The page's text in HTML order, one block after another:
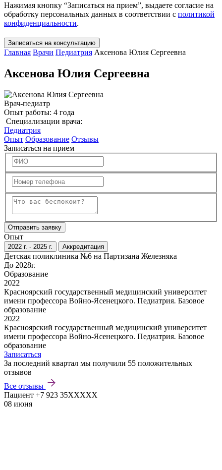
Нажимая кнопку “Записаться на прием”, выдаете согласие на
обработку персональных данных в соответствии с политикой
конфиденциальности.
Записаться на консультацию
Главная Врачи Педиатрия Аксенова Юлия Сергеевна
Аксенова Юлия Сергеевна
Врач-педиатр
Опыт работы: 4 года
Специализации врача:
Педиатрия
Опыт Образование Отзывы
Записаться на прием
Отправить заявку
Опыт
2022 г. - 2025 г. Аккредитация
Детская поликлиника №6 на Партизана Железняка
До 2028г.
Образование
2022
Красноярский государственный медицинский университет
имени профессора Войно-Ясенецкого. Педиатрия. Базовое
образование
2022
Красноярский государственный медицинский университет
имени профессора Войно-Ясенецкого. Педиатрия. Базовое
образование
Записаться
За последний квартал мы получили 55 положительных
отзывов
Все отзывы
Пациент +7 923 35XXXXX
08 июня